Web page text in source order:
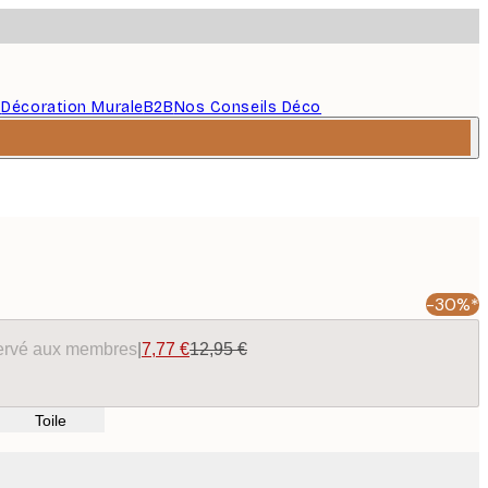
Décoration MuraleB2BNos Conseils Déco
-30%*
aux membres 7,77 €12,95 €
Toile